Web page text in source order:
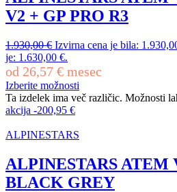
V2 + GP PRO R3
1.930,00€ Izvirna cena je bila:
je: 1.630,00 €.
od 26,57 € mesec
Izberite možnosti
Ta izdelek ima več različic. Možnosti
akcija -200,95 €
ALPINESTARS
ALPINESTARS ATEM
BLACK GREY